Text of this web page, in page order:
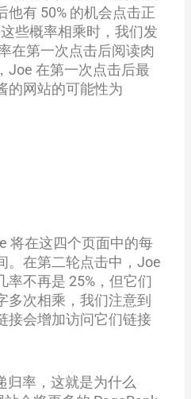
他有 50% 的机会点击正
些概率相乘时，我们发
在第一次点击后阅读肉
Joe 在第一次点击后最
的网站的可能性为
将在这四个页面中的每
。在第二轮点击中，Joe
率不再是 25%，但它们
多次相乘，我们注意到
接会增加访问它们链接
归率，这就是为什么